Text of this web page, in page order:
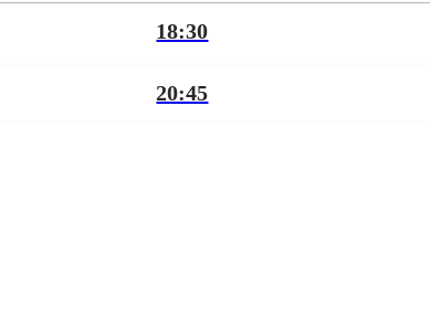
18:30
20:45